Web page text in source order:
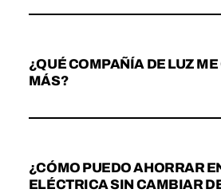
¿QUÉ COMPAÑÍA DE LUZ
MÁS?
¿CÓMO PUEDO AHORRAR
ELÉCTRICA SIN CAMBIAR